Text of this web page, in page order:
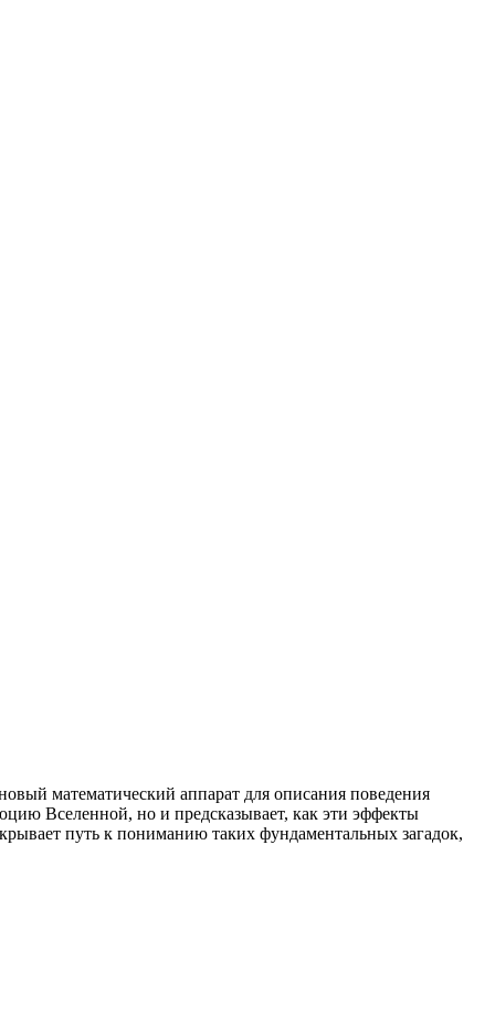
математический аппарат для описания поведения
Вселенной, но и предсказывает, как эти эффекты
путь к пониманию таких фундаментальных загадок,